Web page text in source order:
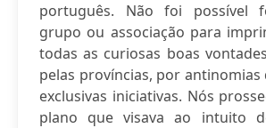
português. Não foi possível
grupo ou associação para
todas as curiosas boas
pelas províncias, por
exclusivas iniciativas. Nós
plano que visava ao intuito